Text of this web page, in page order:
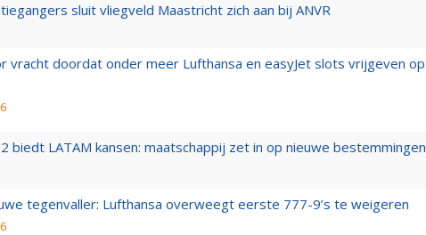
sluit vliegveld Maastricht zich aan bij ANVR
vracht doordat onder meer Lufthansa en easyJet slots vrijgeven op
biedt LATAM kansen: maatschappij zet in op nieuwe bestemmingen
tegenvaller: Lufthansa overweegt eerste 777-9’s te weigeren